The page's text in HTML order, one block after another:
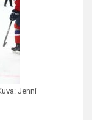
Jenni